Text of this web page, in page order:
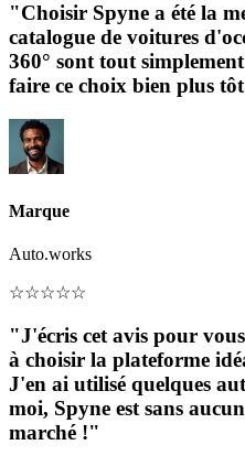
"Choisir Spyne a été la
catalogue de voitures
360° sont tout
faire ce choix bien plus
Marque
Auto.works
☆☆☆☆☆
"J'écris cet avis pour
à choisir la plateforme
J'en ai utilisé quelques
moi, Spyne est sans
marché !"